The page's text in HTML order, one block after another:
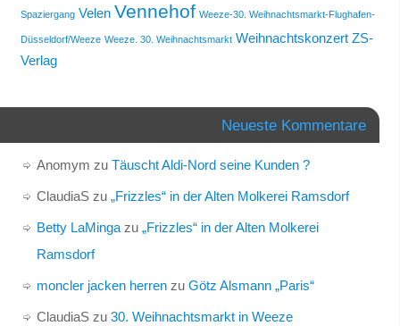
Spaziergang Velen Vennehof Weeze-30. Weihnachtsmarkt-Flughafen-
Düsseldorf/Weeze Weeze. 30. Weihnachtsmarkt Weihnachtskonzert ZS-
Verlag
Neueste Kommentare
Anomym zu Täuscht Aldi-Nord seine Kunden ?
ClaudiaSzu „Frizzles“ in der Alten Molkerei Ramsdorf
Betty LaMingazu „Frizzles“ in der Alten Molkerei
Ramsdorf
moncler jacken herrenzu Götz Alsmann „Paris“
ClaudiaSzu 30. Weihnachtsmarkt in Weeze